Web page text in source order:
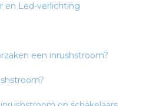
en Led-verlichting
een inrushstroom?